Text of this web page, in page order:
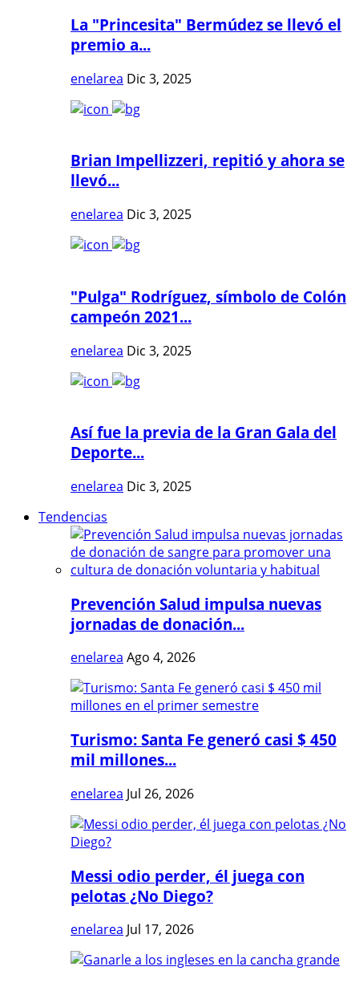
La "Princesita" Bermúdez se llevó el
premio a...
enelarea Dic 3, 2025
Brian Impellizzeri, repitió y ahora se
llevó...
enelarea Dic 3, 2025
"Pulga" Rodríguez, símbolo de Colón
campeón 2021...
enelarea Dic 3, 2025
Así fue la previa de la Gran Gala del
Deporte...
enelarea Dic 3, 2025
Tendencias
Prevención Salud impulsa nuevas
jornadas de donación...
enelarea Ago 4, 2026
Turismo: Santa Fe generó casi $ 450
mil millones...
enelarea Jul 26, 2026
Messi odio perder, él juega con
pelotas ¿No Diego?
enelarea Jul 17, 2026